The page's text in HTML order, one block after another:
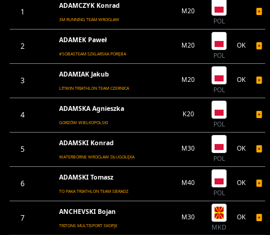
1
ADAMCZYK Konrad
3M RUNNING TEAM WROCŁAW
M20
POL
2
ADAMEK Paweł
#SOBASTEAM SZKLARSKA PORĘBA
M20
POL
OK
3
ADAMIAK Jakub
LITWIN TRIATHLON TEAM CZERNICA
M20
POL
OK
4
ADAMSKA Agnieszka
GORZÓW WIELKOPOLSKI
K20
POL
5
ADAMSKI Konrad
WATERBORNE WROCŁAW DŁUGOŁĘKA
M30
POL
OK
6
ADAMSKI Tomasz
TO PAKA TRIATHLON TEAM SIERADZ
M40
POL
OK
7
ANCHEVSKI Bojan
TRITONS MULTISPORT SKOPJE
M30
MKD
OK